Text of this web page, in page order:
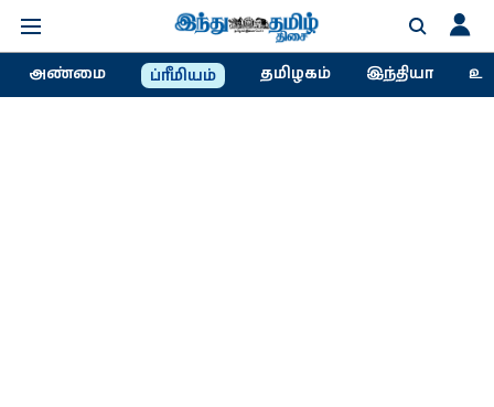
அண்மை ப்ரீமியம் தமிழகம் இந்தியா